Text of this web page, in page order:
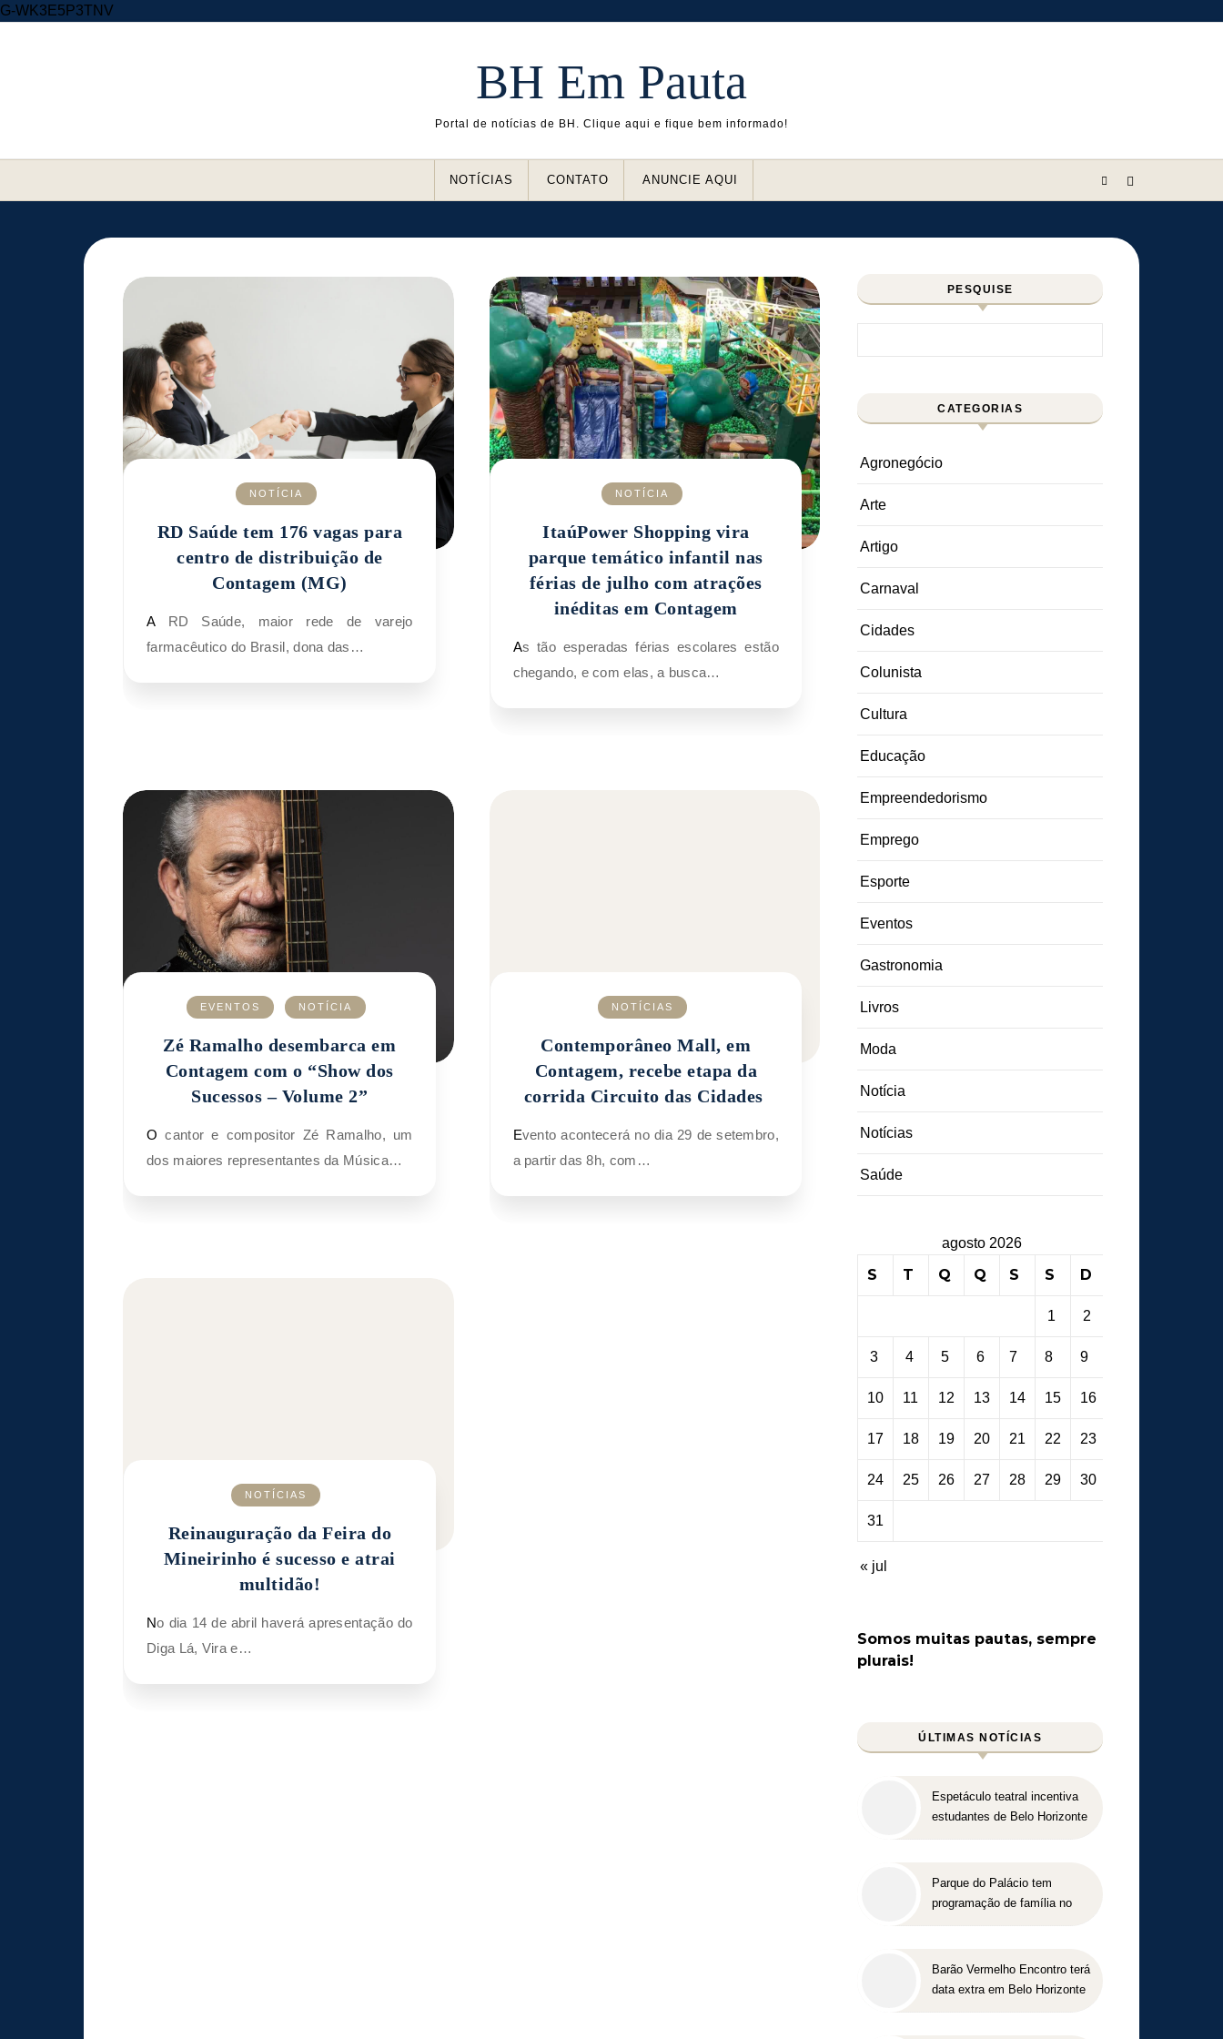
G-WK3E5P3TNVSkip to content
BH Em Pauta
Portal de notícias de BH. Clique aqui e fique bem informado!
NOTÍCIAS CONTATO ANUNCIE AQUI
NOTÍCIA
RD Saúde tem 176 vagas para
centro de distribuição de
Contagem (MG)
A RD Saúde, maior rede de varejo
farmacêutico do Brasil, dona das…
NOTÍCIA
ItaúPower Shopping vira
parque temático infantil nas
férias de julho com atrações
inéditas em Contagem
As tão esperadas férias escolares estão
chegando, e com elas, a busca…
EVENTOS NOTÍCIA
Zé Ramalho desembarca em
Contagem com o “Show dos
Sucessos – Volume 2”
O cantor e compositor Zé Ramalho, um
dos maiores representantes da Música…
NOTÍCIAS
Contemporâneo Mall, em
Contagem, recebe etapa da
corrida Circuito das Cidades
Evento acontecerá no dia 29 de setembro,
a partir das 8h, com…
NOTÍCIAS
Reinauguração da Feira do
Mineirinho é sucesso e atrai
multidão!
No dia 14 de abril haverá apresentação do
Diga Lá, Vira e…
PESQUISE
CATEGORIAS
Agronegócio
Arte
Artigo
Carnaval
Cidades
Colunista
Cultura
Educação
Empreendedorismo
Emprego
Esporte
Eventos
Gastronomia
Livros
Moda
Notícia
Notícias
Saúde
agosto 2026
S T Q Q S S D
1 2
3 4 5 6 7 8 9
10 11 12 13 14 15 16
17 18 19 20 21 22 23
24 25 26 27 28 29 30
31
« jul
Somos muitas pautas, sempre
plurais!
ÚLTIMAS NOTÍCIAS
Espetáculo teatral incentiva
estudantes de Belo Horizonte
Parque do Palácio tem
programação de família no
Barão Vermelho Encontro terá
data extra em Belo Horizonte